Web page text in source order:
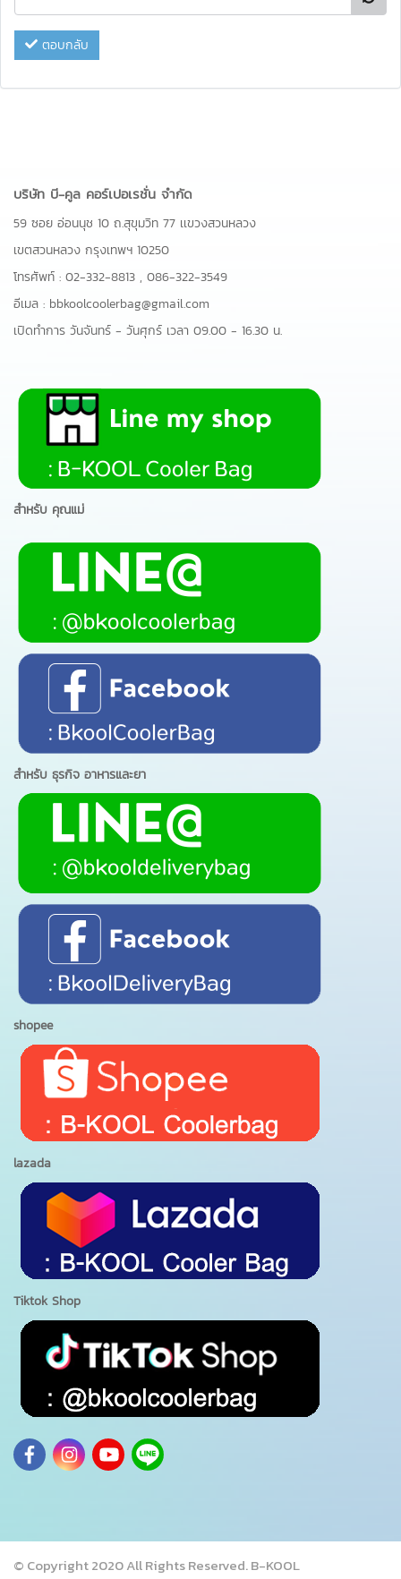
ตอบกลับ
บริษัท บี-คูล คอร์เปอเรชั่น จำกัด
59 ซอย อ่อนนุช 10 ถ.สุขุมวิท 77 เเขวงสวนหลวง
เขตสวนหลวง กรุงเทพฯ 10250
โทรศัพท์ : 02-332-8813 , 086-322-3549
อีเมล : bbkoolcoolerbag@gmail.com
เปิดทำการ วันจันทร์ - วันศุกร์ เวลา 09.00 - 16.30 น.
สำหรับ คุณแม่
สำหรับ ธุรกิจ อาหารและยา
shopee
lazada
Tiktok Shop
© Copyright 2020 All Rights Reserved. B-KOOL